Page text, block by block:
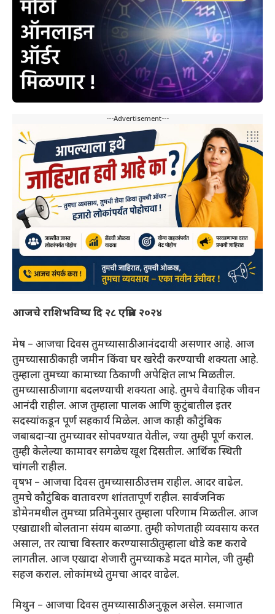
---Advertisement---
आजचे राशिभविष्य दि २८ एप्रिल २०२४
मेष – आजचा दिवस तुमच्यासाठी आनंददायी असणार आहे. आज
तुमच्यासाठी काही जमीन किंवा घर खरेदी करण्याची शक्यता आहे.
तुम्हाला तुमच्या कामाच्या ठिकाणी अपेक्षित लाभ मिळतील.
तुमच्यासाठी जागा बदलण्याची शक्यता आहे. तुमचे वैवाहिक जीवन
आनंदी राहील. आज तुम्हाला पालक आणि कुटुंबातील इतर
सदस्यांकडून पूर्ण सहकार्य मिळेल. आज काही कौटुंबिक
जबाबदाऱ्या तुमच्यावर सोपवण्यात येतील, ज्या तुम्ही पूर्ण कराल.
तुम्ही केलेल्या कामावर सगळेच खूश दिसतील. आर्थिक स्थिती
चांगली राहील.
वृषभ – आजचा दिवस तुमच्यासाठी उत्तम राहील. आदर वाढेल.
तुमचे कौटुंबिक वातावरण शांततापूर्ण राहील. सार्वजनिक
डोमेनमधील तुमच्या प्रतिमेनुसार तुम्हाला परिणाम मिळतील. आज
एखाद्याशी बोलताना संयम बाळगा. तुम्ही कोणताही व्यवसाय करत
असाल, तर त्याचा विस्तार करण्यासाठी तुम्हाला थोडे कष्ट करावे
लागतील. आज एखादा शेजारी तुमच्याकडे मदत मागेल, जी तुम्ही
सहज कराल. लोकांमध्ये तुमचा आदर वाढेल.
मिथुन – आजचा दिवस तुमच्यासाठी अनुकूल असेल. समाजात